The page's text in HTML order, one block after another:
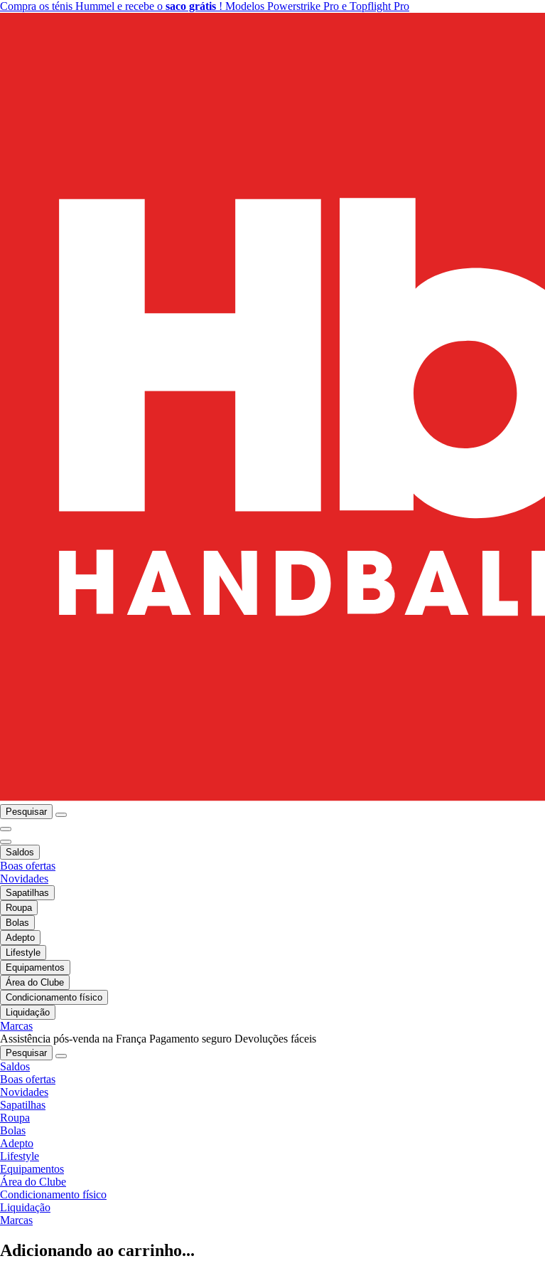
Compra os ténis Hummel e recebe o saco grátis ! Modelos Powerstrike Pro e Topflight Pro
Pesquisar
Saldos
Boas ofertas
Novidades
Sapatilhas
Roupa
Bolas
Adepto
Lifestyle
Equipamentos
Área do Clube
Condicionamento físico
Liquidação
Marcas
Assistência pós-venda na França Pagamento seguro Devoluções fáceis
Pesquisar
Saldos
Boas ofertas
Novidades
Sapatilhas
Roupa
Bolas
Adepto
Lifestyle
Equipamentos
Área do Clube
Condicionamento físico
Liquidação
Marcas
Adicionando ao carrinho...